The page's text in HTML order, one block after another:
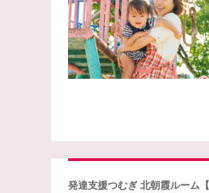
発達支援つむぎ 北朝霞ルーム